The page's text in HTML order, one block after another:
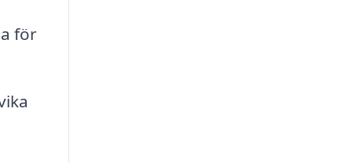
för